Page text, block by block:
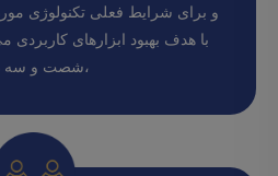
و برای شرایط فعلی تکنولوژی مورد
با هدف بهبود ابزارهای کاربردی
شصت و سه درصد گذشته حال و آینده،